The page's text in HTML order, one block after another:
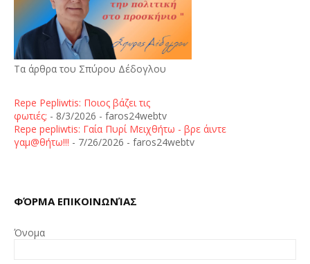
Τα άρθρα του Σπύρου Δέδογλου
Repe Pepliwtis: Ποιος βάζει τις
φωτιές; - 8/3/2026 - faros24webtv
Repe pepliwtis: Γαία Πυρί Μειχθήτω - βρε άιντε
γαμ@θήτω!!! - 7/26/2026 - faros24webtv
ΦΌΡΜΑ ΕΠΙΚΟΙΝΩΝΊΑΣ
Όνομα